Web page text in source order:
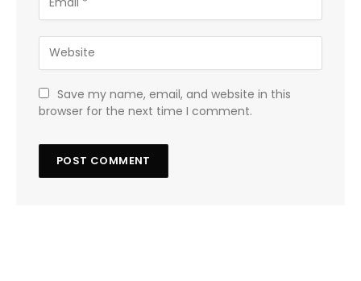
Save my name, email, and website in this
browser for the next time I comment.